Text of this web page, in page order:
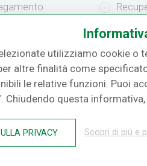
utilizziamo cookie o
altre finalità come
le relative funzioni. Puoi
Chiudendo questa
PRIVACY Scopri di più e